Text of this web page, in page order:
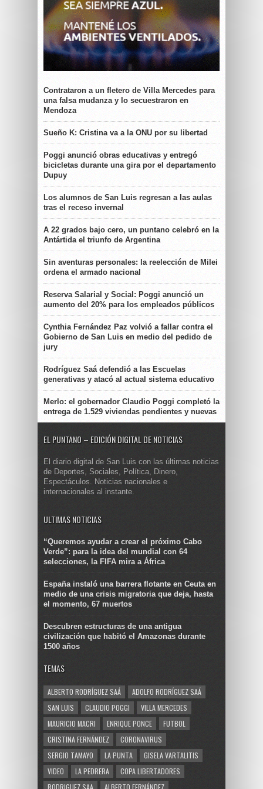
Contrataron a un fletero de Villa Mercedes para
una falsa mudanza y lo secuestraron en
Mendoza
Sueño K: Cristina va a la ONU por su libertad
Poggi anunció obras educativas y entregó
bicicletas durante una gira por el departamento
Dupuy
Los alumnos de San Luis regresan a las aulas
tras el receso invernal
A 22 grados bajo cero, un puntano celebró en la
Antártida el triunfo de Argentina
Sin aventuras personales: la reelección de Milei
ordena el armado nacional
Reserva Salarial y Social: Poggi anunció un
aumento del 20% para los empleados públicos
Cynthia Fernández Paz volvió a fallar contra el
Gobierno de San Luis en medio del pedido de
jury
Rodríguez Saá defendió a las Escuelas
generativas y atacó al actual sistema educativo
Merlo: el gobernador Claudio Poggi completó la
entrega de 1.529 viviendas pendientes y nuevas
EL PUNTANO – EDICIÓN DIGITAL DE NOTICIAS
El diario digital de San Luis con las últimas noticias
de Deportes, Sociales, Política, Dinero,
Espectáculos. Noticias nacionales e
internacionales al instante.
ULTIMAS NOTICIAS
“Queremos ayudar a crear el próximo Cabo
Verde”: para la idea del mundial con 64
selecciones, la FIFA mira a África
España instaló una barrera flotante en Ceuta en
medio de una crisis migratoria que deja, hasta
el momento, 67 muertos
Descubren estructuras de una antigua
civilización que habitó el Amazonas durante
1500 años
TEMAS
ALBERTO RODRÍGUEZ SAÁ
ADOLFO RODRÍGUEZ SAÁ
SAN LUIS
CLAUDIO POGGI
VILLA MERCEDES
MAURICIO MACRI
ENRIQUE PONCE
FUTBOL
CRISTINA FERNÁNDEZ
CORONAVIRUS
SERGIO TAMAYO
LA PUNTA
GISELA VARTALITIS
VIDEO
LA PEDRERA
COPA LIBERTADORES
RODRIGUEZ SAA
ALBERTO FERNÁNDEZ